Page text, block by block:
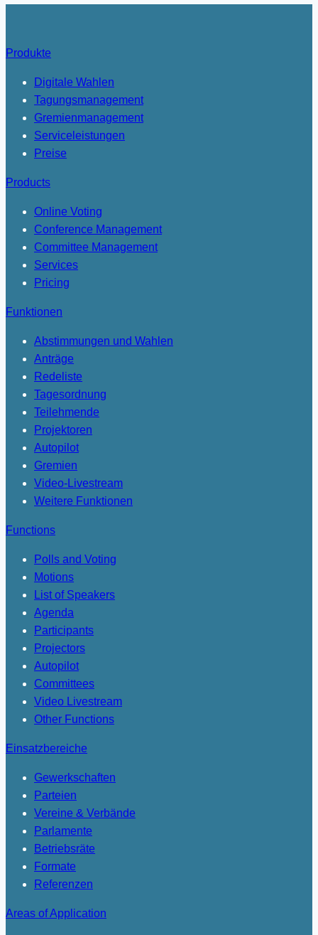
Düsseldorf
Produkte
Digitale Wahlen
Tagungsmanagement
Gremienmanagement
Serviceleistungen
Preise
Products
Online Voting
Conference Management
Committee Management
Services
Pricing
Funktionen
Abstimmungen und Wahlen
Anträge
Redeliste
Tagesordnung
Teilehmende
Projektoren
Autopilot
Gremien
Video-Livestream
Weitere Funktionen
Functions
Polls and Voting
Motions
List of Speakers
Agenda
Participants
Projectors
Autopilot
Committees
Video Livestream
Other Functions
Einsatzbereiche
Gewerkschaften
Parteien
Vereine & Verbände
Parlamente
Betriebsräte
Formate
Referenzen
Areas of Application